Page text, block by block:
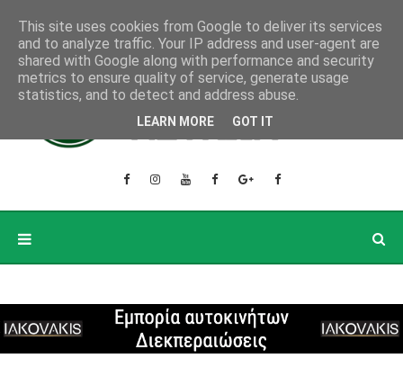
This site uses cookies from Google to deliver its services
and to analyze traffic. Your IP address and user-agent are
shared with Google along with performance and security
metrics to ensure quality of service, generate usage
statistics, and to detect and address abuse.
LEARN MORE GOT IT